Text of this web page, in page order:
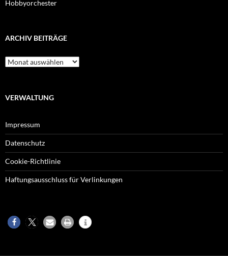
Hobbyorchester
ARCHIV BEITRÄGE
Archiv
Beiträge
VERWALTUNG
Impressum
Datenschutz
Cookie-Richtlinie
Haftungsausschluss für Verlinkungen